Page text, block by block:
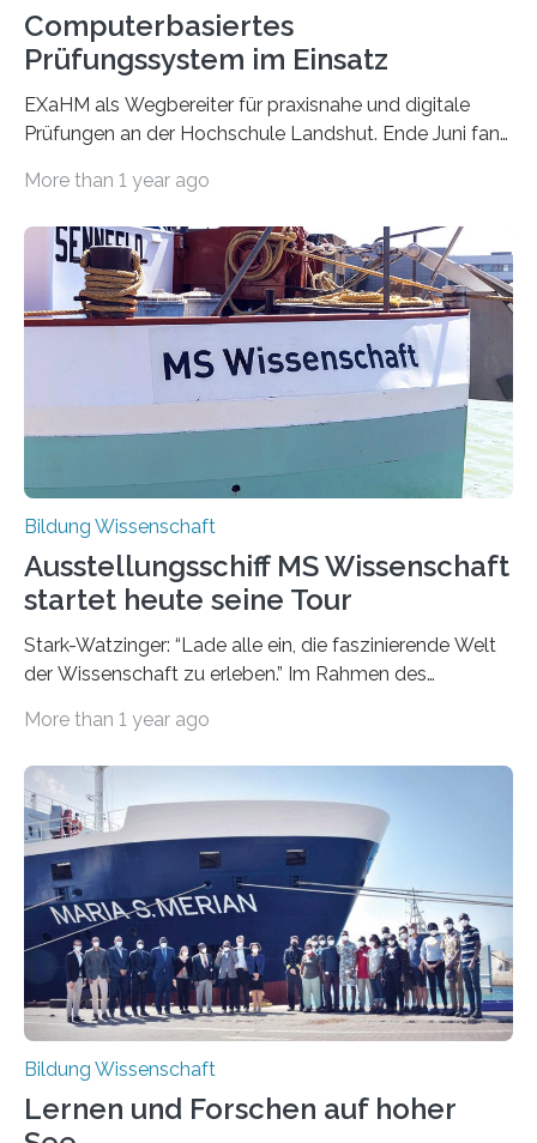
Computerbasiertes
Prüfungssystem im Einsatz
EXaHM als Wegbereiter für praxisnahe und digitale
Prüfungen an der Hochschule Landshut. Ende Juni fand
mit EXaHM statt. Die Studierenden des Studiengangs
Modul Informatik IV eine Probeklausur mit der
Entwicklungsumgebung Visual Studio Code absolviert.
Nachdem die Studierenden die Programmieraufgabe
sowie ihre Antworten im offenen Fragenteil elektronisch
abgegeben hatten, war die Resonanz zu dieser neue
Prüfungsform am PC sehr positiv. Was ist EXaHM und
welche Vorteile bietet es?…
More than 1 year ago
Bildung Wissenschaft
Ausstellungsschiff MS Wissenschaft
startet heute seine Tour
Stark-Watzinger: “Lade alle ein, die faszinierende Welt
der Wissenschaft zu erleben.” Im Rahmen des
das Ausstellungsschiff MS Wissenschaft in Berlin seine
Deutschland. An Bord des umgebauten Frachtschiffs
befindet sich eine Ausstellung, die sich den Methoden
und Prozessen der Wissenschaft auf spielerische
Weise nähert. Sie informiert auch darüber, wie
Bürgerinnen und Bürger selbst zur Wissenschaft
beitragen können. Dazu erklärt
Bundesforschungsministerin Bettina Stark-Watzinger:
„Wissenschaft lebt vom Austausch, gerade…
More than 1 year ago
Bildung Wissenschaft
Lernen und Forschen auf hoher